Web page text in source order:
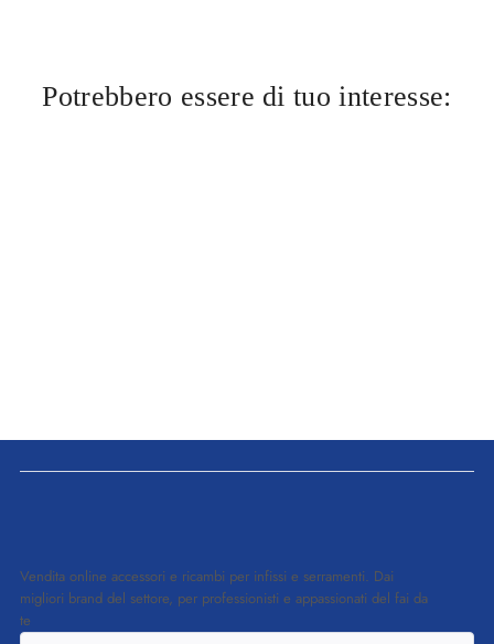
Potrebbero essere di tuo interesse:
Vendita online accessori e ricambi per infissi e serramenti. Dai
migliori brand del settore, per professionisti e appassionati del fai da
te